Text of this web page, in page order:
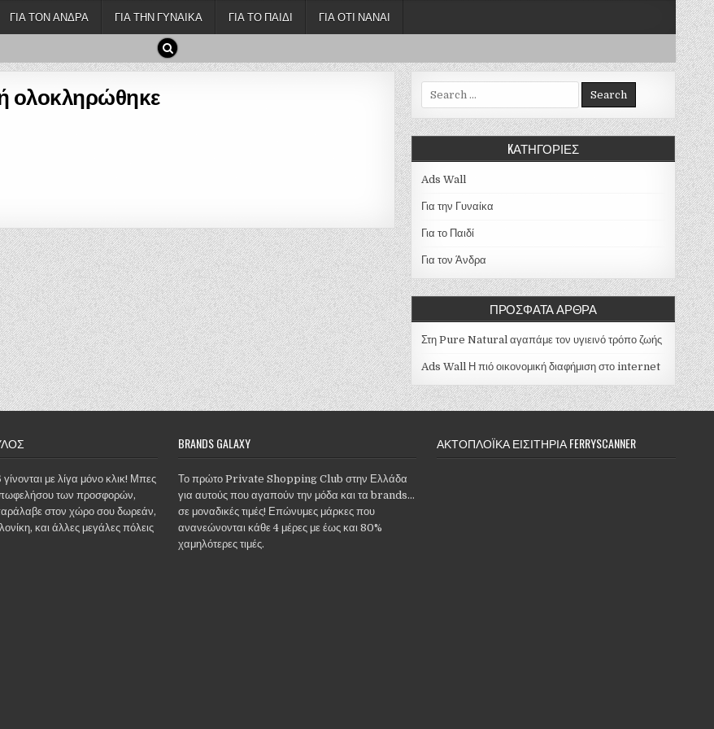
ΓΙΑ ΤΟΝ ΆΝΔΡΑ ΓΙΑ ΤΗΝ ΓΥΝΑΊΚΑ ΓΙΑ ΤΟ ΠΑΙΔΊ ΓΙΑ ΌΤΙ ΝΆΝΑΙ
ολοκληρώθηκε Search for:
KΑΤΗΓΟΡΊΕΣ
Ads Wall
Για την Γυναίκα
Για το Παιδί
Για τον Άνδρα
ΠΡΌΣΦΑΤΑ ΆΡΘΡΑ
Στη Pure Natural αγαπάμε τον υγιεινό τρόπο ζωής
Ads Wall Η πιό οικονομική διαφήμιση στο internet
με λίγα μόνο κλικ! Μπες
των προσφορών,
στον χώρο σου δωρεάν,
και άλλες μεγάλες πόλεις
BRANDS GALAXY
Το πρώτο Private Shopping Club στην Ελλάδα
για αυτούς που αγαπούν την μόδα και τα brands...
σε μοναδικές τιμές! Επώνυμες μάρκες που
ανανεώνονται κάθε 4 μέρες με έως και 80%
χαμηλότερες τιμές.
ΑΚΤΟΠΛΟΪΚΆ ΕΙΣΙΤΉΡΙΑ FERRYSCANNER